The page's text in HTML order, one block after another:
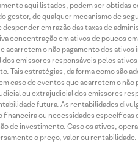
aqui listados, podem ser obtidas
de qualquer mecanismo de
em razão das taxas de
concentração em ativos de poucos
o não pagamento dos
emissores responsáveis pelos
estratégias, da forma como são
caso de eventos que acarretem o
ou extrajudicial dos emissores
futura. As rentabilidades
ou necessidades
de investimento. Caso os ativos,
o preço, valor ou